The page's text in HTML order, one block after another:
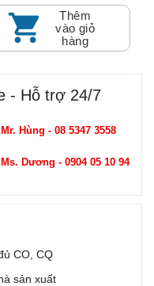
Thêm
vào giỏ
hàng
- Hỗ trợ 24/7
Mr. Hùng - 08 5347 3558
Ms. Dương - 0904 05 10 94
CO, CQ
sản xuất